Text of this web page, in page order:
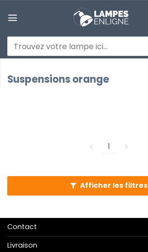
au
Recherche
pour :
Suspensions orange
1
Afficher les filtres
Contact
Livraison